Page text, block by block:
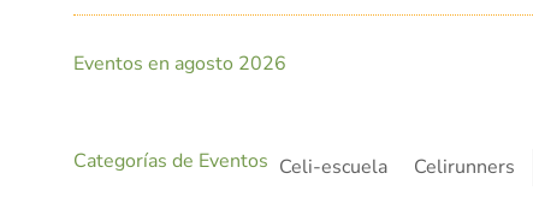
Eventos en agosto 2026
Categorías de Eventos Celi-escuela Celirunners